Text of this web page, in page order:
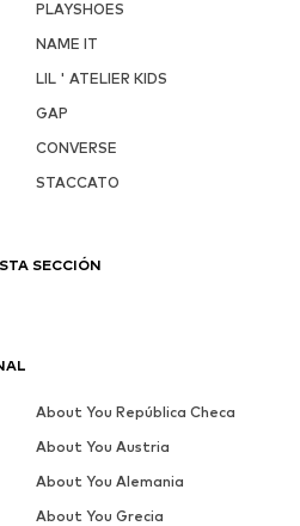
PLAYSHOES
NAME IT
LIL ' ATELIER KIDS
GAP
CONVERSE
STACCATO
SECCIÓN
About You República Checa
About You Austria
About You Alemania
About You Grecia